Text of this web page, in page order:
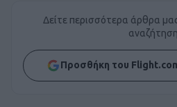
Δείτε περισσότερα άρθρα
Προσθήκη του